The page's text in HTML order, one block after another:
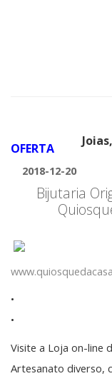
OFERTA
2018-12-20
Bijutaria
•
•
Visite a Loja on-line
Artesanato diverso,